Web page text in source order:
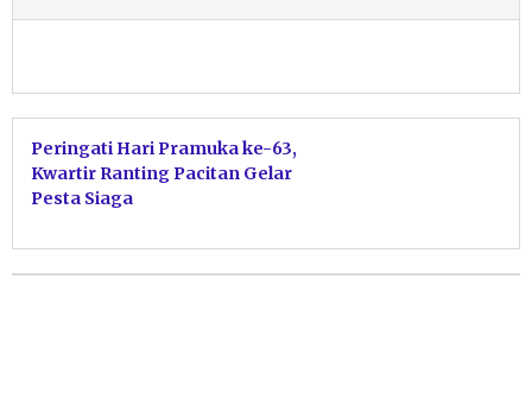
Peringati Hari Pramuka ke-63,
Kwartir Ranting Pacitan Gelar
Pesta Siaga